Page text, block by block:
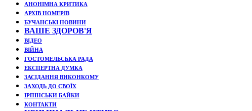
АНОНІМНА КРИТИКА
АРХІВ НОМЕРІВ
БУЧАНСЬКІ НОВИНИ
ВАШЕ ЗДОРОВ'Я
ВІДЕО
ВІЙНА
ГОСТОМЕЛЬСЬКА РАДА
ЕКСПЕРТНА ДУМКА
ЗАСІДАННЯ ВИКОНКОМУ
ЗАХОДЬ ДО СВОЇХ
ІРПІНСЬКИ БАЙКИ
КОНТАКТИ